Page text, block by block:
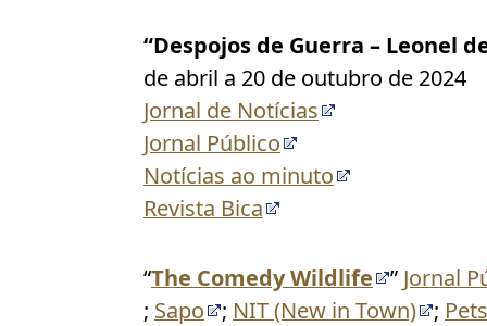
“Despojos de Guerra – Leonel
de abril a 20 de outubro de 2024
Jornal de Notícias
Jornal Público
Notícias ao minuto
Revista Bica
“The Comedy Wildlife ” Jornal
; Sapo ; NIT (New in Town) ;